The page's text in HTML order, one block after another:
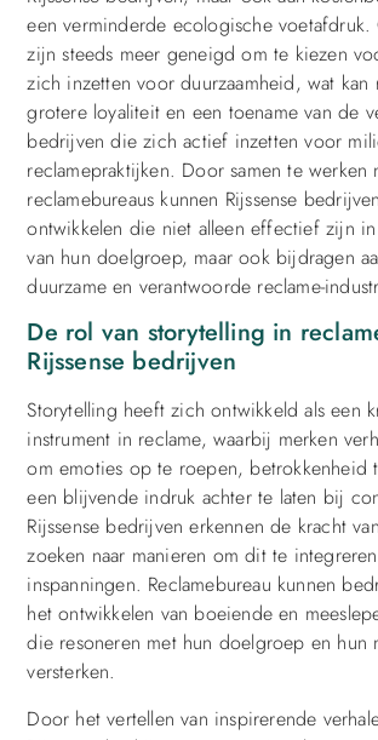
een verminderde ecologische voetafdruk.
zijn steeds meer geneigd om te kiezen
zich inzetten voor duurzaamheid, wat kan
grotere loyaliteit en een toename van de
bedrijven die zich actief inzetten voor
reclamepraktijken. Door samen te werken
reclamebureaus kunnen Rijssense
ontwikkelen die niet alleen effectief zijn
van hun doelgroep, maar ook bijdragen
duurzame en verantwoorde reclame-
De rol van storytelling in
Rijssense bedrijven
Storytelling heeft zich ontwikkeld als een
instrument in reclame, waarbij merken
om emoties op te roepen, betrokkenheid
een blijvende indruk achter te laten bij
Rijssense bedrijven erkennen de kracht
zoeken naar manieren om dit te
inspanningen. Reclamebureau kunnen
het ontwikkelen van boeiende en
die resoneren met hun doelgroep en hun
versterken.
Door het vertellen van inspirerende